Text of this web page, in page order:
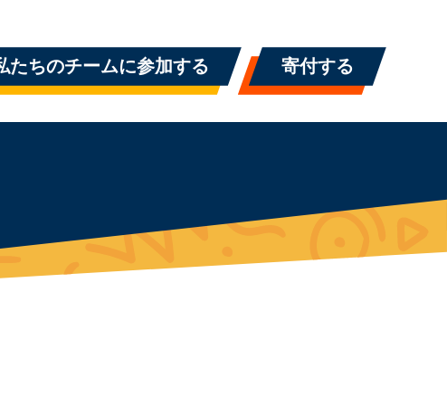
たちのチームに参加する 寄付する